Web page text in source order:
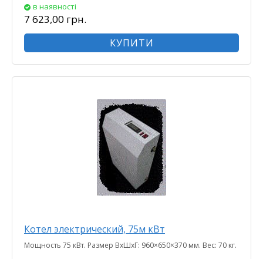
в наявності
7 623,00 грн.
КУПИТИ
Котел электрический, 75м кВт
Мощность 75 кВт. Размер ВхШхГ: 960×650×370 мм. Вес: 70 кг.